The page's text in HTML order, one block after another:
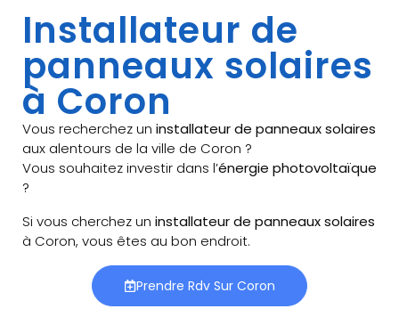
Installateur de
panneaux solaires
à Coron
Vous recherchez un installateur de panneaux solaires
aux alentours de la ville de Coron ?
Vous souhaitez investir dans l’énergie photovoltaïque
?
Si vous cherchez un installateur de panneaux solaires
à Coron, vous êtes au bon endroit.
Prendre Rdv Sur Coron